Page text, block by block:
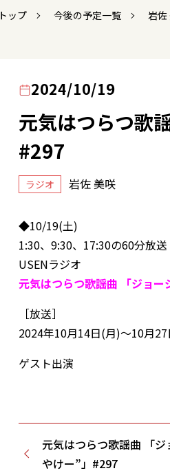
トップ 今後の予定一覧 岩佐
2024/10/19
元気はつらつ歌
#297
ラジオ 岩佐 美咲
◆10/19(土)
1:30、9:30、17:30の60分放送
USENラジオ
元気はつらつ歌謡曲 「ジョ
［放送］
2024年10月14日(月)〜10月
ゲスト出演
元気はつらつ歌謡曲 「ジ
やけー”」#297